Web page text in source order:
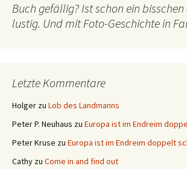
Buch gefällig? Ist schon ein
lustig. Und mit Foto-Geschichte in
Letzte Kommentare
Holger zu Lob des Landmanns
Peter P. Neuhaus zu Europa ist im Endreim
Peter Kruse zu Europa ist im Endreim doppelt
Cathy zu Come in and find out